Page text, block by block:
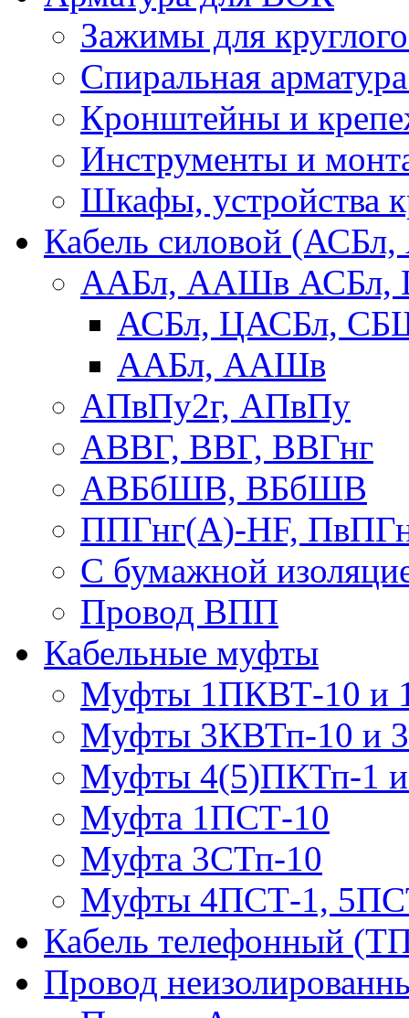
Зажимы для
Спиральная
Кронштейны и
Инструменты и
Шкафы, устройства
Кабель силовой
ААБл, ААШв АСБл,
АСБл, ЦАСБл,
ААБл, ААШв
АПвПу2г, АПвПу
АВВГ, ВВГ, ВВГнг
АВБбШВ, ВБбШВ
ППГнг(А)-HF,
С бумажной
Провод ВПП
Кабельные муфты
Муфты 1ПКВТ-10 и
Муфты 3КВТп-10 и
Муфты 4(5)ПКТп-1
Муфта 1ПСТ-10
Муфта 3СТп-10
Муфты 4ПСТ-1,
Кабель телефонный
Провод